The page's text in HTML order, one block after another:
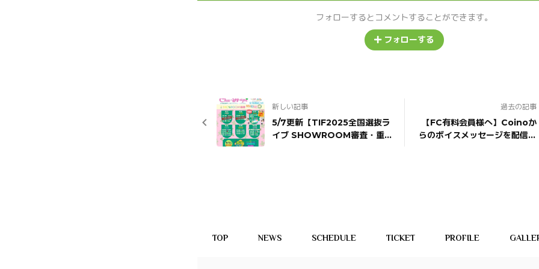
フォローするとコメントすることができます。
フォローする
新しい記事
5/7更新【TIF2025全国選抜ラ
イブ SHOWROOM審査・重
過去の記事
【FC有料会員様へ】Coinoか
らのボイスメッセージを配信し
TOP NEWS SCHEDULE TICKET PROFILE